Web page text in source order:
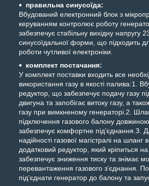
правильна синусоїда:
Вбудований електронний блок з
керуванням контролює роботу
забезпечує стабільну вихідну напругу
синусоїдальної форми, що підходить
роботи чутливої електроніки.
комплект постачання:
У комплект поставки входить все
використання газу в якості палива:1.
редуктор, що забезпечує подачу газу
двигуна та запобігає витоку газу, а
газу при вимкненому генераторі.2.
підключення газового балону
забезпечує комфортне під’єднання.3.
надійності газової магістралі на шланг
додатковий редуктор, який кріпиться
забезпечує зниження тиску та знімає
перевантаження газового з’єднання.
під’єднати генератор до балону та